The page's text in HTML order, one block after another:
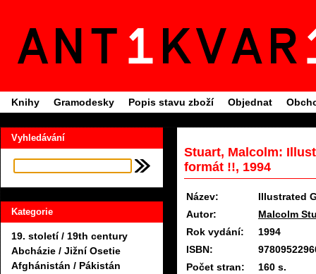
Knihy Gramodesky Popis stavu zboží Objednat
Vyhledávání
Kategorie
19. století / 19th century
Abcházie / Jižní Osetie
Afghánistán / Pákistán
Stuart, Malcolm:
formát !!, 1994
Název:
Illustrated
Autor:
Malcolm
Rok vydání:
1994
ISBN:
Počet stran:
160 s.